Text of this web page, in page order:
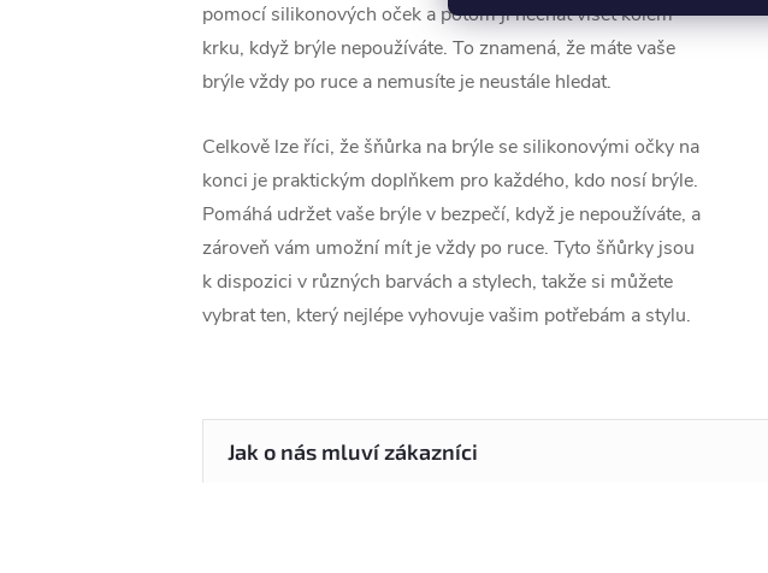
pomocí silikonových oček a potom ji nechat viset kolem
krku, když brýle nepoužíváte. To znamená, že máte vaše
brýle vždy po ruce a nemusíte je neustále hledat.
Celkově lze říci, že šňůrka na brýle se silikonovými očky na
konci je praktickým doplňkem pro každého, kdo nosí brýle.
Pomáhá udržet vaše brýle v bezpečí, když je nepoužíváte, a
zároveň vám umožní mít je vždy po ruce. Tyto šňůrky jsou
k dispozici v různých barvách a stylech, takže si můžete
vybrat ten, který nejlépe vyhovuje vašim potřebám a stylu.